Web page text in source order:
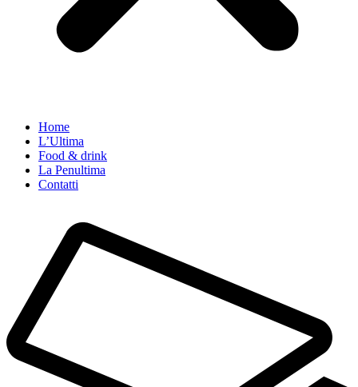
Home
L’Ultima
Food & drink
La Penultima
Contatti